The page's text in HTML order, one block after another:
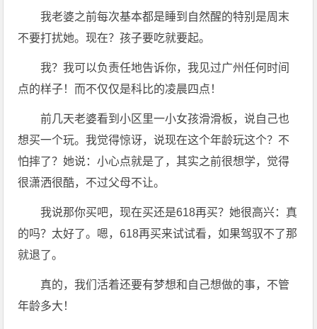
我老婆之前每次基本都是睡到自然醒的特别是周末
不要打扰她。现在？孩子要吃就要起。
我？我可以负责任地告诉你，我见过广州任何时间
点的样子！而不仅仅是科比的凌晨四点！
前几天老婆看到小区里一小女孩滑滑板，说自己也
想买一个玩。我觉得惊讶，说现在这个年龄玩这个？不
怕摔了？她说：小心点就是了，其实之前很想学，觉得
很潇洒很酷，不过父母不让。
我说那你买吧，现在买还是618再买？她很高兴：真
的吗？太好了。嗯，618再买来试试看，如果驾驭不了那
就退了。
真的，我们活着还要有梦想和自己想做的事，不管
年龄多大！